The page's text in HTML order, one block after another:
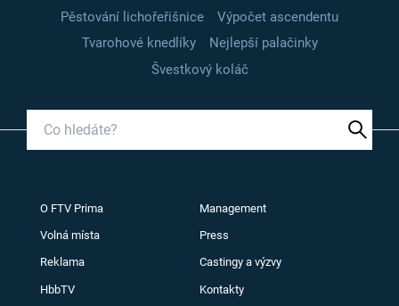
Pěstování lichořeřišnice
Výpočet ascendentu
Tvarohové knedlíky
Nejlepší palačinky
Švestkový koláč
O FTV Prima Management
Volná místa Press
Reklama Castingy a výzvy
HbbTV Kontakty